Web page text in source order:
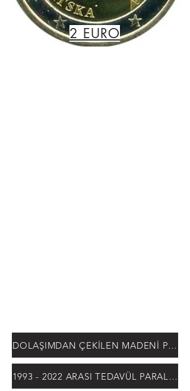
2 EURO
DOLAŞIMDAN ÇEKİLEN MADENİ
1993 - 2022 ARASI TEDAVÜL PARALARI